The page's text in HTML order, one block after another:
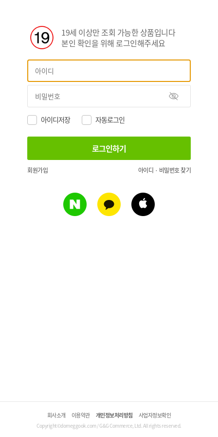
19세 이상만 조회 가능한 상품입니다
본인 확인을 위해 로그인해주세요
아이디저장 자동로그인
회원가입 아이디 · 비밀번호 찾기
회사소개 이용약관 개인정보처리방침 사업자정보확인
Copyright©domeggook.com / G&G Commerce, Ltd. All rights reserved.